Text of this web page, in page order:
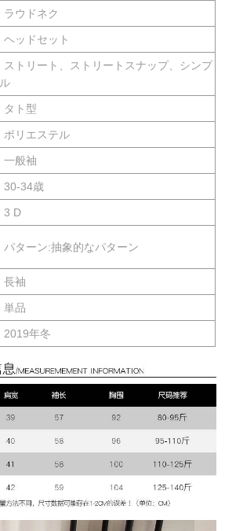
ラウドネク
ヘッドセット
ストリート、ストリートスナップ、シンプ
ル
タト型
ポリエステル
一般袖
30-34歳
3 D
パターン:抽象的なパターン
長袖
単品
2019年冬